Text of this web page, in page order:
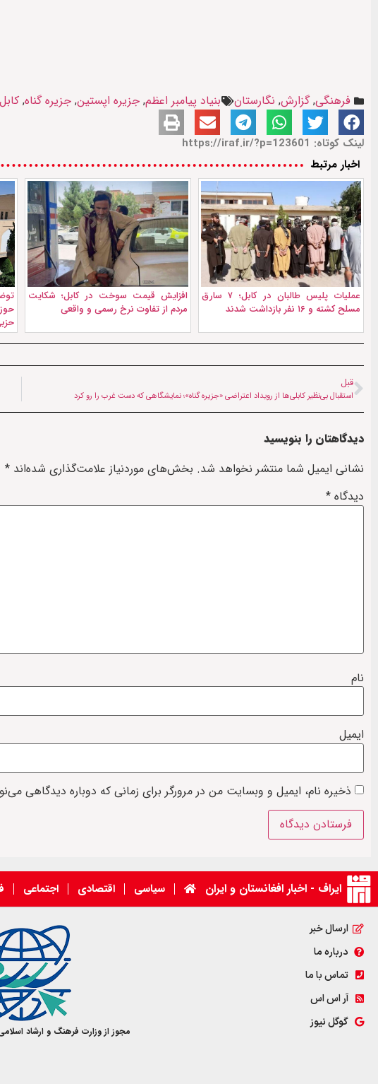
فرهنگی,گزارش, نگارستان بنیاد پیامبر اعظم, جزیره اپستین, جزیره گناه, کابل
لینک کوتاه: https://iraf.ir/?p=123601
اخبار مرتبط
عملیات پلیس طالبان در کابل؛ ۷ سارق
مسلح کشته و ۱۶ نفر بازداشت شدند
افزایش قیمت سوخت در کابل؛ شکایت
مردم از تفاوت نرخ رسمی و واقعی
قبل
استقبال بی‌نظیر کابلی‌ها از رویداد اعتراضی «جزیره گناه»؛ نمایشگاهی که دست غرب را رو کرد
دیدگاهتان را بنویسید
نشانی ایمیل شما منتشر نخواهد شد. بخش‌های موردنیاز علامت‌گذاری شده‌اند *
دیدگاه *
نام
ایمیل
ذخیره نام، ایمیل و وبسایت من در مرورگر برای زمانی که دوباره دیدگاهی
ایراف - اخبار افغانستان و ایران سیاسی اقتصادی اجتماعی
ارسال خبر
درباره ما
تماس با ما
آر اس اس
گوگل نیوز
مجوز از وزارت فرهنگ و ارشاد